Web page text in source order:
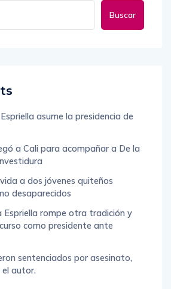
Buscar
asume la presidencia de
a Cali para acompañar a De la
a dos jóvenes quiteños
desaparecidos
Espriella rompe otra tradición y
como presidente ante
sentenciados por asesinato,
el autor.